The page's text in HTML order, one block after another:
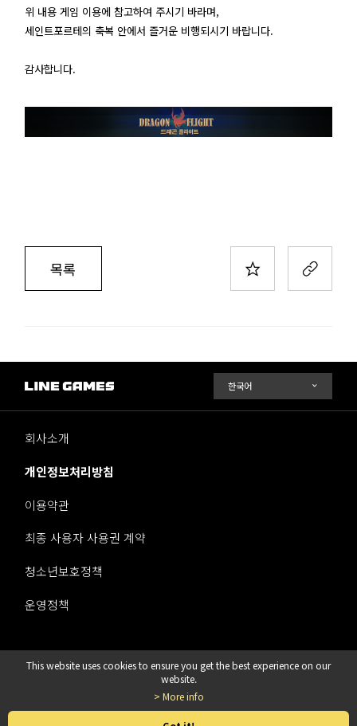
위 내용 게임 이용에 참고하여 주시기 바라며,
세인트포르테의 축복 안에서 즐거운 비행되시기 바랍니다.
감사합니다.
목록
회사소개
개인정보처리방침
이용약관
최종 사용자 사용권 계약
청소년보호정책
운영정책
라인게임즈 주식회사
© LINE Games Corporation. All Rights Reserved.
This website uses cookies to ensure you get the best experience on our
website.
> More info